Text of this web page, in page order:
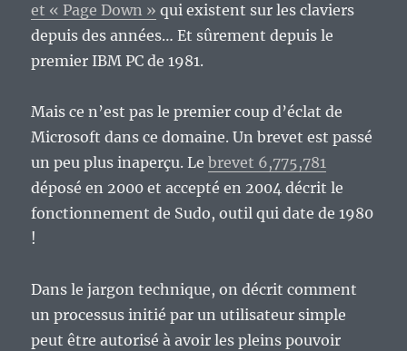
et « Page Down » qui existent sur les claviers
depuis des années… Et sûrement depuis le
premier IBM PC de 1981.
Mais ce n’est pas le premier coup d’éclat de
Microsoft dans ce domaine. Un brevet est passé
un peu plus inaperçu. Lebrevet 6,775,781
déposé en 2000 et accepté en 2004 décrit le
fonctionnement de Sudo, outil qui date de 1980
!
Dans le jargon technique, on décrit comment
un processus initié par un utilisateur simple
peut être autorisé à avoir les pleins pouvoir